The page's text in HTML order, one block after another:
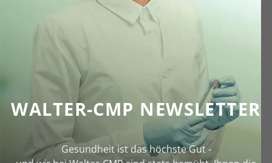
WALTER-CMP NEWSLETTER
Gesundheit ist das höchste Gut -